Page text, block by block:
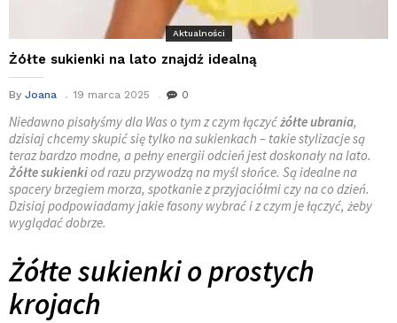
Aktualności
Żółte sukienki na lato znajdź idealną
By Joana 19 marca 2025 0
Niedawno pisałyśmy dla Was o tym z czym łączyćżółte ubrania,
dzisiaj chcemy skupić się tylko na sukienkach – takie stylizacje są
teraz bardzo modne, a pełny energii odcień jest doskonały na lato.
Żółte sukienkiod razu przywodzą na myśl słońce. Są idealne na
spacery brzegiem morza, spotkanie z przyjaciółmi czy na co dzień.
Dzisiaj podpowiadamy jakie fasony wybrać i z czym je łączyć, żeby
wyglądać dobrze.
Żółte sukienki o prostych
krojach